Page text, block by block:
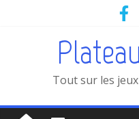
Tout sur les